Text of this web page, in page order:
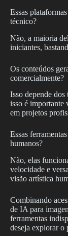
Essas
técnico?
Não, a maioria
iniciantes,
Os conteúdos
comercialmente?
Isso depende
isso é importante
em projetos
Essas
humanos?
Não, elas
velocidade e
visão artística
Combinando
de IA para
ferramentas
deseja explorar o